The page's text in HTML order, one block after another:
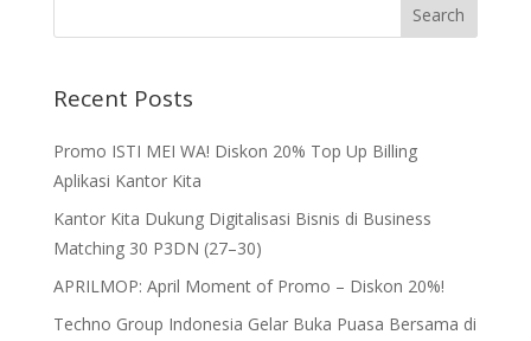
Recent Posts
Promo ISTI MEI WA! Diskon 20% Top Up Billing
Aplikasi Kantor Kita
Kantor Kita Dukung Digitalisasi Bisnis di Business
Matching 30 P3DN (27–30)
APRILMOP: April Moment of Promo – Diskon 20%!
Techno Group Indonesia Gelar Buka Puasa Bersama di